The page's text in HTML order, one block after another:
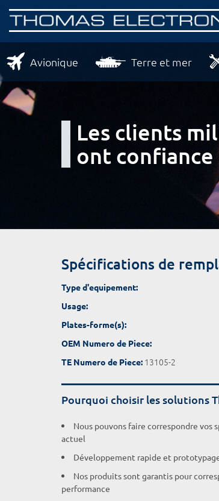
Avionique Terre et mer
Les clients
ont
Spécifications de
Type d'equipement:
Usage:
Plates-forme(s):
OEM Numero de Piece:
TE Numero de Piece: 13105-2
Pourquoi choisir les solutions
Nous pouvons faire correspondre
actuel
Développement rapide et
Nos produits sont garantis pour
performance